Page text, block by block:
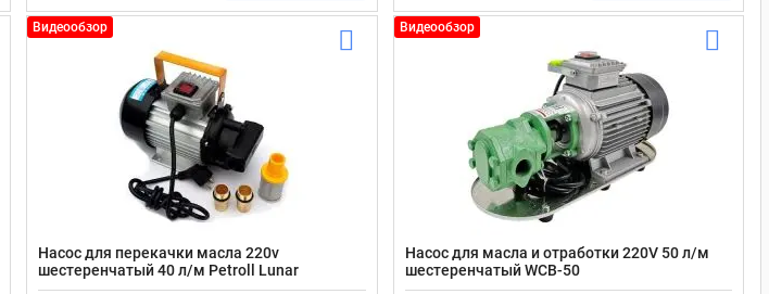
Видеообзор
Насос для перекачки масла 220v
шестеренчатый 40 л/м Petroll Lunar
Видеообзор
Насос для масла и отработки 220V 50 л/м
шестеренчатый WCB-50